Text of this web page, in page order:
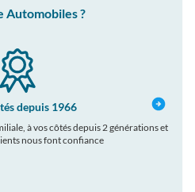
Automobiles ?
depuis 1966
à vos côtés depuis 2 générations et
nous font confiance